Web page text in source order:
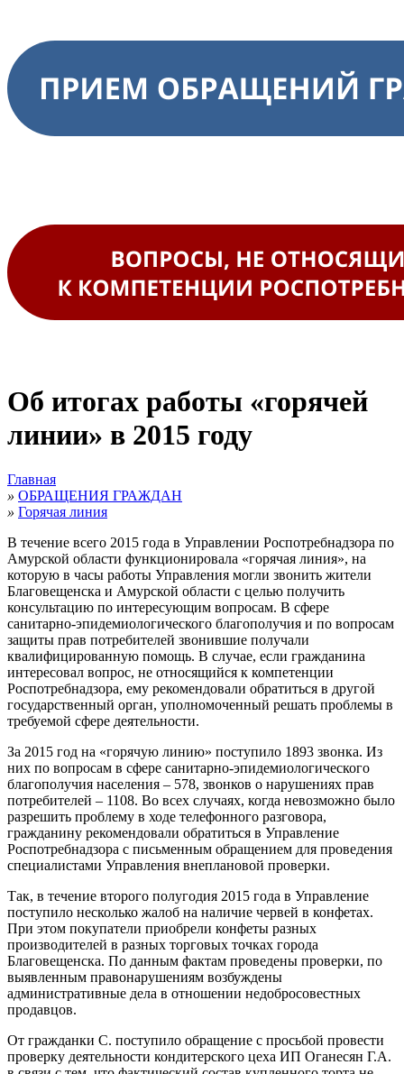
Об итогах работы «горячей
линии» в 2015 году
Главная
» ОБРАЩЕНИЯ ГРАЖДАН
» Горячая линия
В течение всего 2015 года в Управлении Роспотребнадзора по
Амурской области функционировала «горячая линия», на
которую в часы работы Управления могли звонить жители
Благовещенска и Амурской области с целью получить
консультацию по интересующим вопросам. В сфере
санитарно-эпидемиологического благополучия и по вопросам
защиты прав потребителей звонившие получали
квалифицированную помощь. В случае, если гражданина
интересовал вопрос, не относящийся к компетенции
Роспотребнадзора, ему рекомендовали обратиться в другой
государственный орган, уполномоченный решать проблемы в
требуемой сфере деятельности.
За 2015 год на «горячую линию» поступило 1893 звонка. Из
них по вопросам в сфере санитарно-эпидемиологического
благополучия населения – 578, звонков о нарушениях прав
потребителей – 1108. Во всех случаях, когда невозможно было
разрешить проблему в ходе телефонного разговора,
гражданину рекомендовали обратиться в Управление
Роспотребнадзора с письменным обращением для проведения
специалистами Управления внеплановой проверки.
Так, в течение второго полугодия 2015 года в Управление
поступило несколько жалоб на наличие червей в конфетах.
При этом покупатели приобрели конфеты разных
производителей в разных торговых точках города
Благовещенска. По данным фактам проведены проверки, по
выявленным правонарушениям возбуждены
административные дела в отношении недобросовестных
продавцов.
От гражданки С. поступило обращение с просьбой провести
проверку деятельности кондитерского цеха ИП Оганесян Г.А.